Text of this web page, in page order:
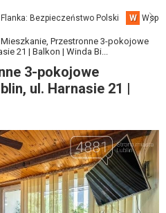
Bezpieczeństwo Polski W
Mieszkanie, Przestronne 3-pokojowe
21 | Balkon | Winda Bi...
3-pokojowe
ul. Harnasie 21 |